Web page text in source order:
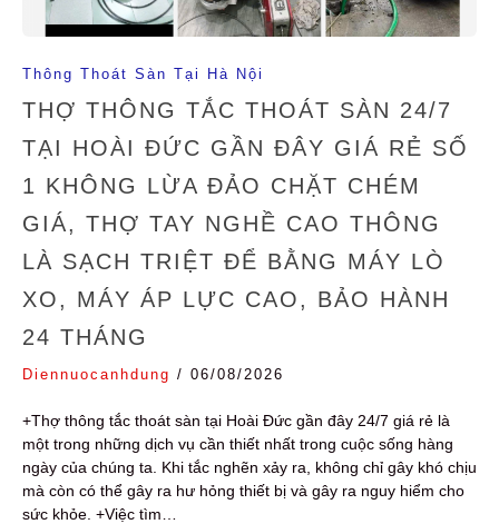
Thông Thoát Sàn Tại Hà Nội
THỢ THÔNG TẮC THOÁT SÀN 24/7
TẠI HOÀI ĐỨC GẦN ĐÂY GIÁ RẺ SỐ
1 KHÔNG LỪA ĐẢO CHẶT CHÉM
GIÁ, THỢ TAY NGHỀ CAO THÔNG
LÀ SẠCH TRIỆT ĐỂ BẰNG MÁY LÒ
XO, MÁY ÁP LỰC CAO, BẢO HÀNH
24 THÁNG
Diennuocanhdung / 06/08/2026
+Thợ thông tắc thoát sàn tại Hoài Đức gần đây 24/7 giá rẻ là
một trong những dịch vụ cần thiết nhất trong cuộc sống hàng
ngày của chúng ta. Khi tắc nghẽn xảy ra, không chỉ gây khó chịu
mà còn có thể gây ra hư hỏng thiết bị và gây ra nguy hiểm cho
sức khỏe. +Việc tìm…